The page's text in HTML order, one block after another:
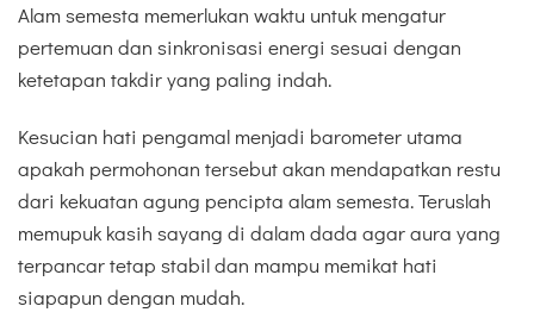
Alam semesta memerlukan waktu untuk mengatur
pertemuan dan sinkronisasi energi sesuai dengan
ketetapan takdir yang paling indah.
Kesucian hati pengamal menjadi barometer utama
apakah permohonan tersebut akan mendapatkan restu
dari kekuatan agung pencipta alam semesta. Teruslah
memupuk kasih sayang di dalam dada agar aura yang
terpancar tetap stabil dan mampu memikat hati
siapapun dengan mudah.